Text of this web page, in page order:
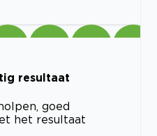
resultaat
goed
het resultaat